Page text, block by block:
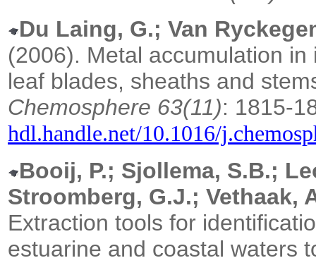
Du Laing, G.; Van
(2006). Metal accumulation
leaf blades, sheaths and
Chemosphere 63(11): 1815-
hdl.handle.net/10.1016/
Booij, P.; Sjollema, S.B.;
Stroomberg, G.J.; Vethaak,
Extraction tools for
estuarine and coastal waters